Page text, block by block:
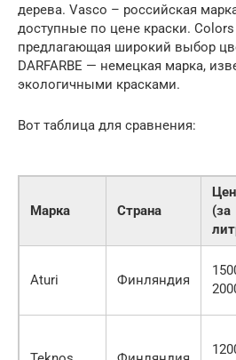
дерева. Vasco – российская
доступные по цене краски.
предлагающая широкий выбор
DARFARBE — немецкая марка,
экологичными красками.
Вот таблица для сравнения:
Марка Страна
(за
Aturi Финляндия